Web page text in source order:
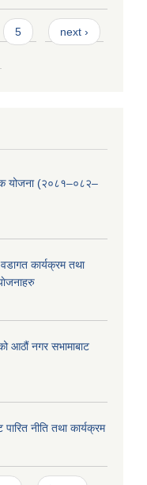
5 next ›
योजना (२०८१–०८२–
कार्यक्रम तथा
आठौं नगर सभामाबाट
नीति तथा कार्यक्रम